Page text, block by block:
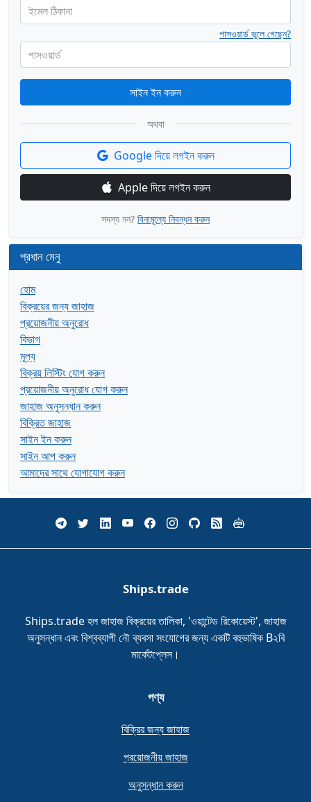
ইমেল ঠিকানা
পাসওয়ার্ড
পাসওয়ার্ড ভুলে গেছেন?
সাইন ইন করুন
অথবা
Google দিয়ে লগইন করুন
Apple দিয়ে লগইন করুন
সদস্য নন? বিনামূল্যে নিবন্ধন করুন
প্রধান মেনু
হোম
বিক্রয়ের জন্য জাহাজ
প্রয়োজনীয় অনুরোধ
বিভাগ
মূল্য
বিক্রয় লিস্টিং যোগ করুন
প্রয়োজনীয় অনুরোধ যোগ করুন
জাহাজ অনুসন্ধান করুন
বিক্রিত জাহাজ
সাইন ইন করুন
সাইন আপ করুন
আমাদের সাথে যোগাযোগ করুন
Ships.trade
Ships.trade হল জাহাজ বিক্রয়ের তালিকা, 'ওয়ান্টেড রিকোয়েস্ট', জাহাজ
অনুসন্ধান এবং বিশ্বব্যাপী নৌ ব্যবসা সংযোগের জন্য একটি বহুভাষিক B২বি
মার্কেটপ্লেস।
পণ্য
বিক্রির জন্য জাহাজ
প্রয়োজনীয় জাহাজ
অনুসন্ধান করুন